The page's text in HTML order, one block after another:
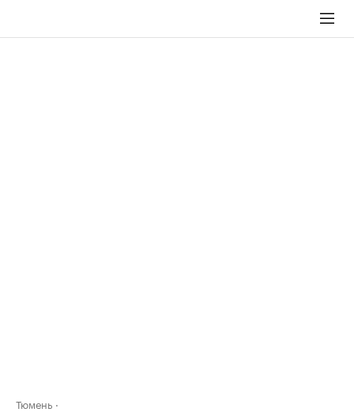
Тюмень